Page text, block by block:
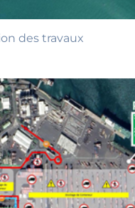
des travaux